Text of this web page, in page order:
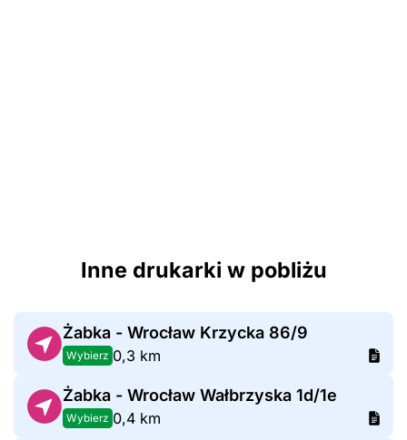
Inne drukarki w pobliżu
Żabka - Wrocław Krzycka 86/9
Wybierz 0,3 km
Żabka - Wrocław Wałbrzyska 1d/1e
Wybierz 0,4 km